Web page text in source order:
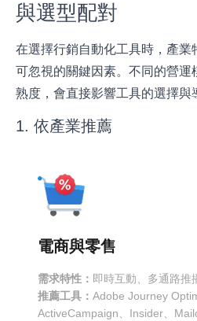
與選型配對
在選擇行銷自動化工具時，產業
可忽視的關鍵因素。不同的營運
熟度，會直接影響工具的選擇與
1. 依產業推薦
電商與零售
需求特性： 即時互動、多通路推
推薦工具：Adobe Journey
ActiveCampaign、Insider、